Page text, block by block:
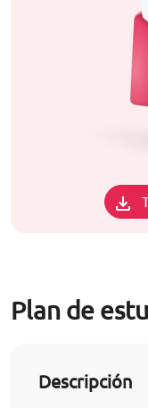
Plan de
Descripción